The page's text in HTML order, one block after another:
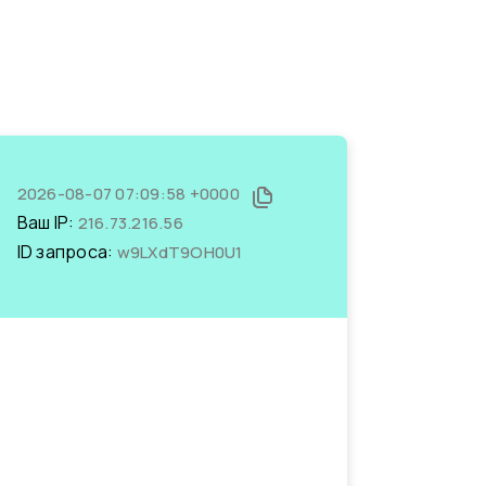
2026-08-07 07:09:58 +0000
Ваш IP: 216.73.216.56
ID запроса: w9LXdT9OH0U1